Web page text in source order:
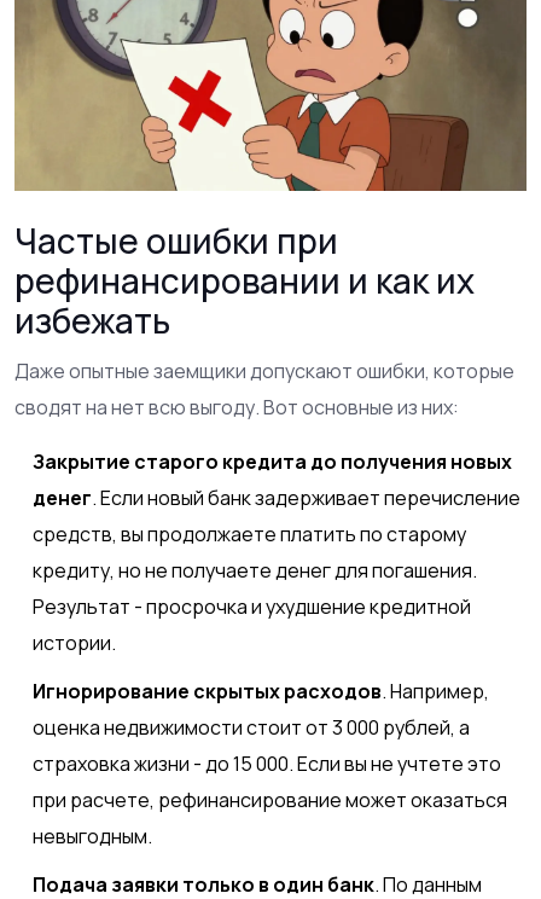
Частые ошибки при
рефинансировании и как их
избежать
Даже опытные заемщики допускают ошибки, которые
сводят на нет всю выгоду. Вот основные из них:
Закрытие старого кредита до получения новых
денег. Если новый банк задерживает перечисление
средств, вы продолжаете платить по старому
кредиту, но не получаете денег для погашения.
Результат - просрочка и ухудшение кредитной
истории.
Игнорирование скрытых расходов. Например,
оценка недвижимости стоит от 3 000 рублей, а
страховка жизни - до 15 000. Если вы не учтете это
при расчете, рефинансирование может оказаться
невыгодным.
Подача заявки только в один банк. По данным